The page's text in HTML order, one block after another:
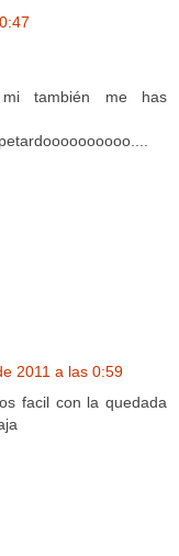
también me has
2011 a las 0:59
facil con la quedada